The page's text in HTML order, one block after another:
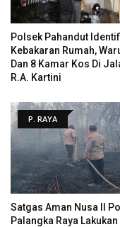
Polsek Pahandut
Kebakaran Rumah,
Dan 8 Kamar Kos Di
R.A. Kartini
P. RAYA
Satgas Aman Nusa II
Palangka Raya Lakukan